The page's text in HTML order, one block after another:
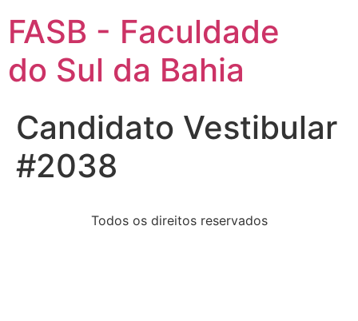
FASB - Faculdade
do Sul da Bahia
Candidato Vestibular
#2038
Todos os direitos reservados